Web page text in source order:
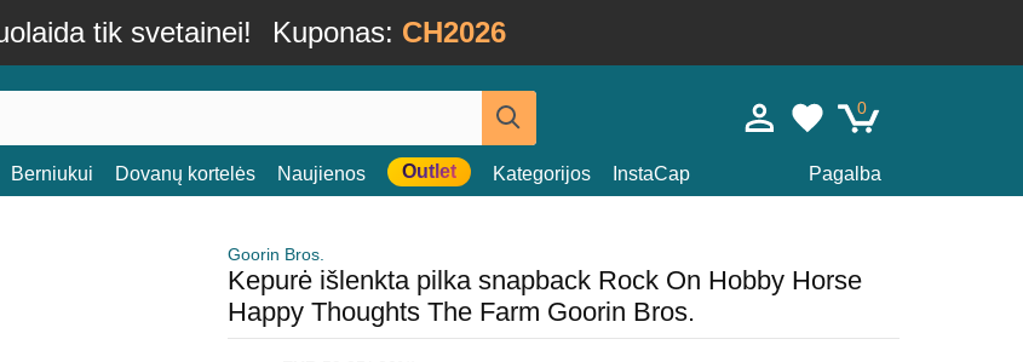
tik svetainei! Kuponas: CH2026
0
Berniukui Dovanų kortelės Naujienos Outlet Kategorijos InstaCap Pagalba
Goorin Bros.
Kepurė išlenkta pilka snapback Rock On Hobby Horse
Happy Thoughts The Farm Goorin Bros.